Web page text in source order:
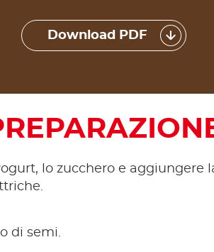
Download PDF
lo zucchero e aggiungere
di semi.